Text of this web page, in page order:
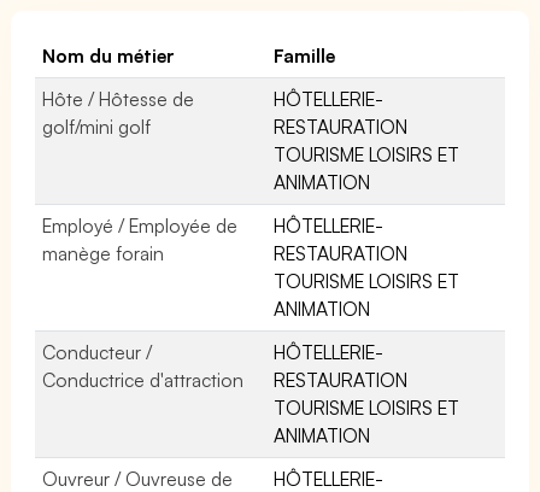
Nom du métier
Famille
Hôte / Hôtesse de
golf/mini golf
HÔTELLERIE-
RESTAURATION
TOURISME LOISIRS ET
ANIMATION
Employé / Employée de
manège forain
HÔTELLERIE-
RESTAURATION
TOURISME LOISIRS ET
ANIMATION
Conducteur /
Conductrice d'attraction
HÔTELLERIE-
RESTAURATION
TOURISME LOISIRS ET
ANIMATION
Ouvreur / Ouvreuse de
HÔTELLERIE-